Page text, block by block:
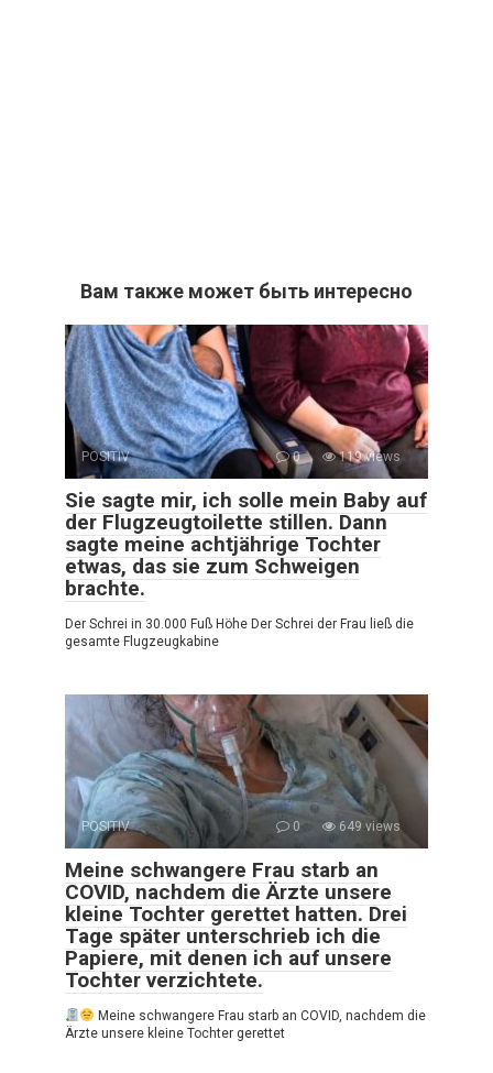
Вам также может быть интересно
POSITIV 0 119 views
Sie sagte mir, ich solle mein Baby auf
der Flugzeugtoilette stillen. Dann
sagte meine achtjährige Tochter
etwas, das sie zum Schweigen
brachte.
Der Schrei in 30.000 Fuß Höhe Der Schrei der Frau ließ die
gesamte Flugzeugkabine
POSITIV 0 649 views
Meine schwangere Frau starb an
COVID, nachdem die Ärzte unsere
kleine Tochter gerettet hatten. Drei
Tage später unterschrieb ich die
Papiere, mit denen ich auf unsere
Tochter verzichtete.
Meine schwangere Frau starb an COVID, nachdem die
Ärzte unsere kleine Tochter gerettet